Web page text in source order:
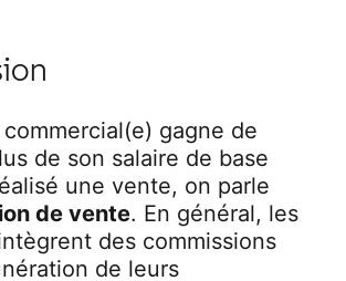
commercial(e) gagne de
de son salaire de base
une vente, on parle
de vente. En général, les
des commissions
de leurs